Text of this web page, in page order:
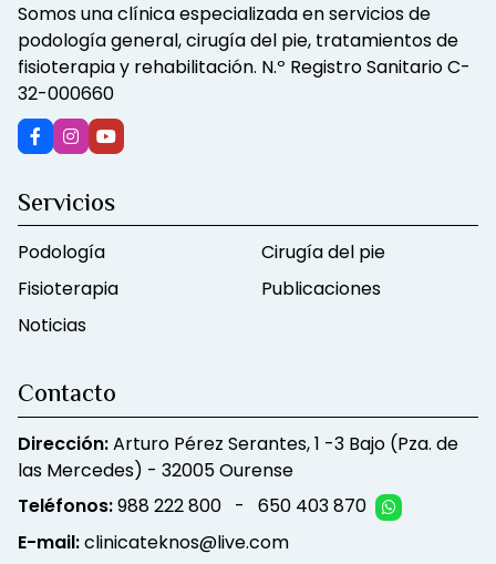
Somos una clínica especializada en servicios de
podología general, cirugía del pie, tratamientos de
fisioterapia y rehabilitación. N.º Registro Sanitario C-
32-000660
Servicios
Podología
Cirugía del pie
Fisioterapia
Publicaciones
Noticias
Contacto
Dirección:Arturo Pérez Serantes, 1 -3 Bajo (Pza. de
las Mercedes) - 32005 Ourense
Teléfonos:988 222 800 -
650 403 870
E-mail:clinicateknos@live.com